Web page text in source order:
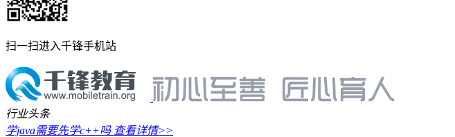
扫一扫进入千锋手机站
行业头条
学java需要先学c++吗 查看详情>>